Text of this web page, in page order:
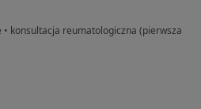
• konsultacja reumatologiczna (pierwsza